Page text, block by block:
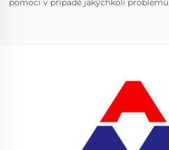
pomoci v případě jakýchkoli problémů.